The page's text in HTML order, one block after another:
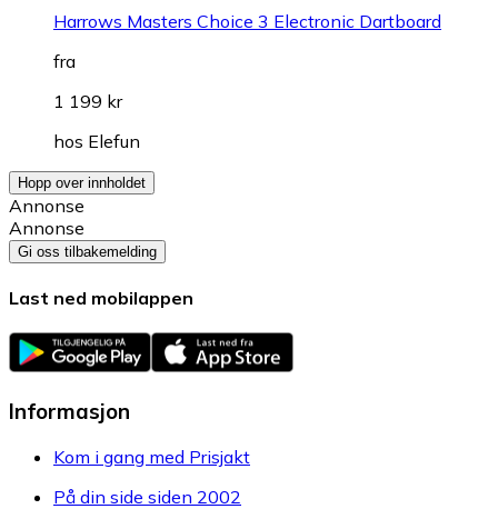
Harrows Masters Choice 3 Electronic Dartboard
fra
1 199 kr
hos Elefun
Hopp over innholdet
Annonse
Annonse
Gi oss tilbakemelding
Last ned mobilappen
Informasjon
Kom i gang med Prisjakt
På din side siden 2002